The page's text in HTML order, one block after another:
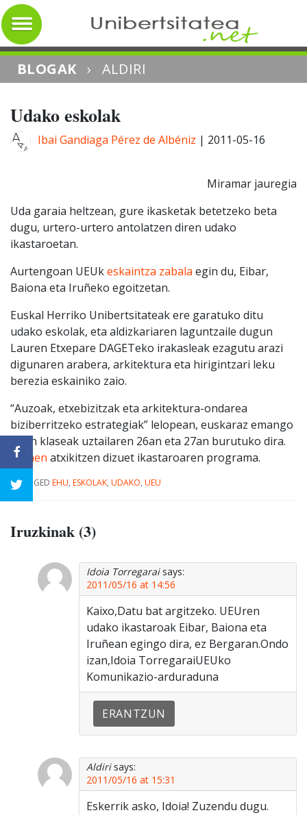
BLOGAK › ALDIRI
Udako eskolak
Ibai Gandiaga Pérez de Albéniz | 2011-05-16
Miramar jauregia
Uda garaia heltzean, gure ikasketak betetzeko beta
dugu, urtero-urtero antolatzen diren udako
ikastaroetan.
Aurtengoan UEUkeskaintza zabala egin du, Eibar,
Baiona eta Iruñeko egoitzetan.
Euskal Herriko Unibertsitateak ere garatuko ditu
udako eskolak, eta aldizkariaren laguntzaile dugun
Lauren Etxepare DAGETeko irakasleak ezagutu arazi
digunaren arabera, arkitektura eta hirigintzari leku
berezia eskainiko zaio.
“Auzoak, etxebizitzak eta arkitektura-ondarea
biziberritzeko estrategiak” lelopean, euskaraz emango
diren klaseak uztailaren 26an eta 27an burutuko dira.
Hemen atxikitzen dizuet ikastaroaren programa.
|TAGGED EHU, ESKOLAK, UDAKO, UEU
Iruzkinak (3)
Idoia Torregarai says:
2011/05/16 at 14:56
Kaixo,Datu bat argitzeko. UEUren
udako ikastaroak Eibar, Baiona eta
Iruñean egingo dira, ez Bergaran.Ondo
izan,Idoia TorregaraiUEUko
Komunikazio-arduraduna
ERANTZUN
Aldiri says:
2011/05/16 at 15:31
Eskerrik asko, Idoia! Zuzendu dugu.